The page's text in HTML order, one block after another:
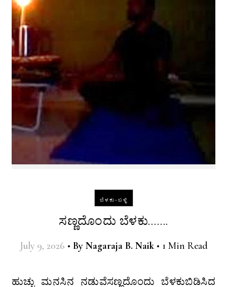
ಬೆಳಕು-ಬಳ್ಳಿ
ಸಣ್ಣದೊಂದು ಬೆಳಕು…….
July 9, 2026 • By Nagaraja B. Naik • 1 Min Read
ಹುಚ್ಚು ಮನಸಿನ ನಡುವೆಸಣ್ಣದೊಂದು ಬೆಳಕುಬಿಡಿಸಿದ